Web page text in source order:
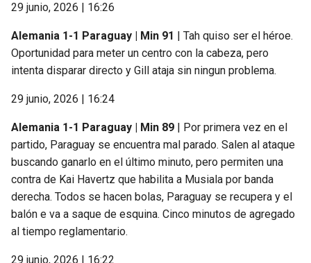
29 junio, 2026 | 16:26
Alemania 1-1 Paraguay | Min 91
| Tah quiso ser el héroe.
Oportunidad para meter un centro con la cabeza, pero
intenta disparar directo y Gill ataja sin ningun problema.
29 junio, 2026 | 16:24
Alemania 1-1 Paraguay | Min 89
| Por primera vez en el
partido, Paraguay se encuentra mal parado. Salen al ataque
buscando ganarlo en el último minuto, pero permiten una
contra de Kai Havertz que habilita a Musiala por banda
derecha. Todos se hacen bolas, Paraguay se recupera y el
balón e va a saque de esquina. Cinco minutos de agregado
al tiempo reglamentario.
29 junio, 2026 | 16:22